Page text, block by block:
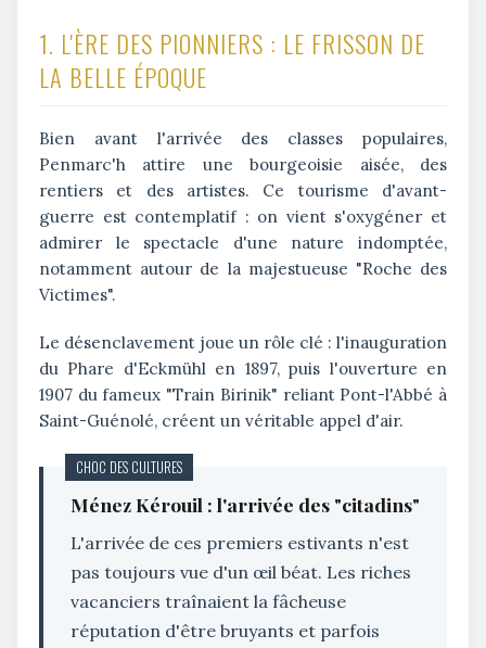
1. L'ÈRE DES PIONNIERS : LE FRISSON DE
LA BELLE ÉPOQUE
Bien avant l'arrivée des classes populaires,
Penmarc'h attire une bourgeoisie aisée, des
rentiers et des artistes. Ce tourisme d'avant-
guerre est contemplatif : on vient s'oxygéner et
admirer le spectacle d'une nature indomptée,
notamment autour de la majestueuse "Roche des
Victimes".
Le désenclavement joue un rôle clé : l'inauguration
du Phare d'Eckmühl en 1897, puis l'ouverture en
1907 du fameux "Train Birinik" reliant Pont-l'Abbé à
Saint-Guénolé, créent un véritable appel d'air.
CHOC DES CULTURES
Ménez Kérouil : l'arrivée des "citadins"
L'arrivée de ces premiers estivants n'est
pas toujours vue d'un œil béat. Les riches
vacanciers traînaient la fâcheuse
réputation d'être bruyants et parfois